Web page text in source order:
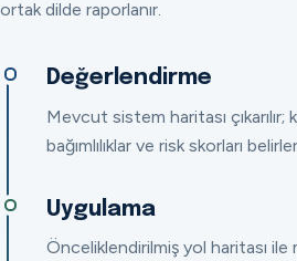
ortak dilde raporlanır.
Değerlendirme
Mevcut sistem haritası çıkarılır;
bağımlılıklar ve risk skorları
Uygulama
Önceliklendirilmiş yol haritası ile